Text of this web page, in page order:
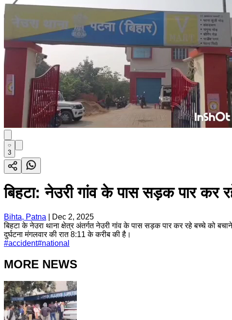
3
बिहटा: नेउरी गांव के पास सड़क पार कर
Bihta, Patna
Dec 2, 2025
बिहटा के नेउरा थाना क्षेत्र अंतर्गत नेउरी गांव के पास सड़क पार कर रहे बच्चे को
दुर्घटना मंगलवार की रात 8:11 के करीब की है।
#accident#national
MORE NEWS